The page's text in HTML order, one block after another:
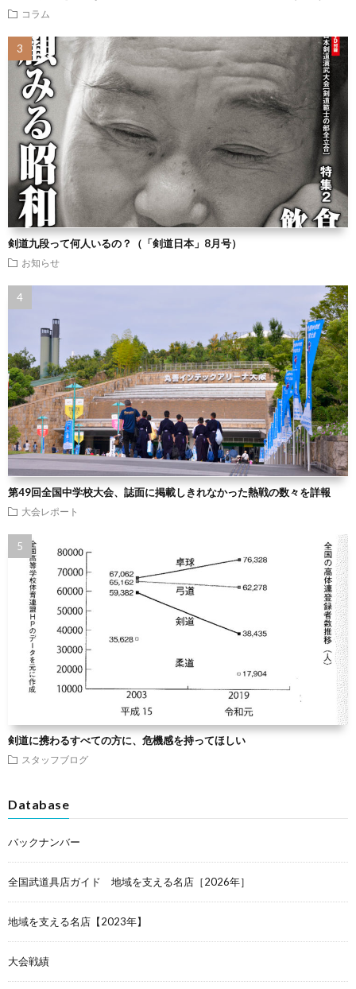
コラム
剣道九段って何人いるの？（「剣道日本」8月号）
お知らせ
第49回全国中学校大会、誌面に掲載しきれなかった熱戦の数々を詳報
大会レポート
剣道に携わるすべての方に、危機感を持ってほしい
スタッフブログ
Database
バックナンバー
全国武道具店ガイド 地域を支える名店［2026年］
地域を支える名店【2023年】
大会戦績